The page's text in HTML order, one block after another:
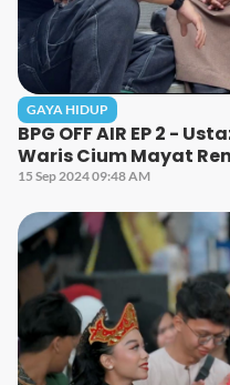
GAYA HIDUP
BPG OFF AIR EP 2 -
Waris Cium Mayat
15 Sep 2024 09:48 AM